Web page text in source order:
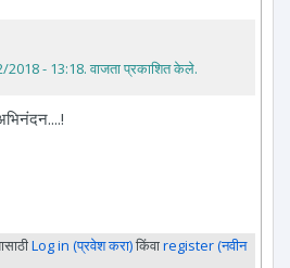
2018 - 13:18. वाजता प्रकाशित केले.
Log in (प्रवेश करा)किंवाregister (नवीन